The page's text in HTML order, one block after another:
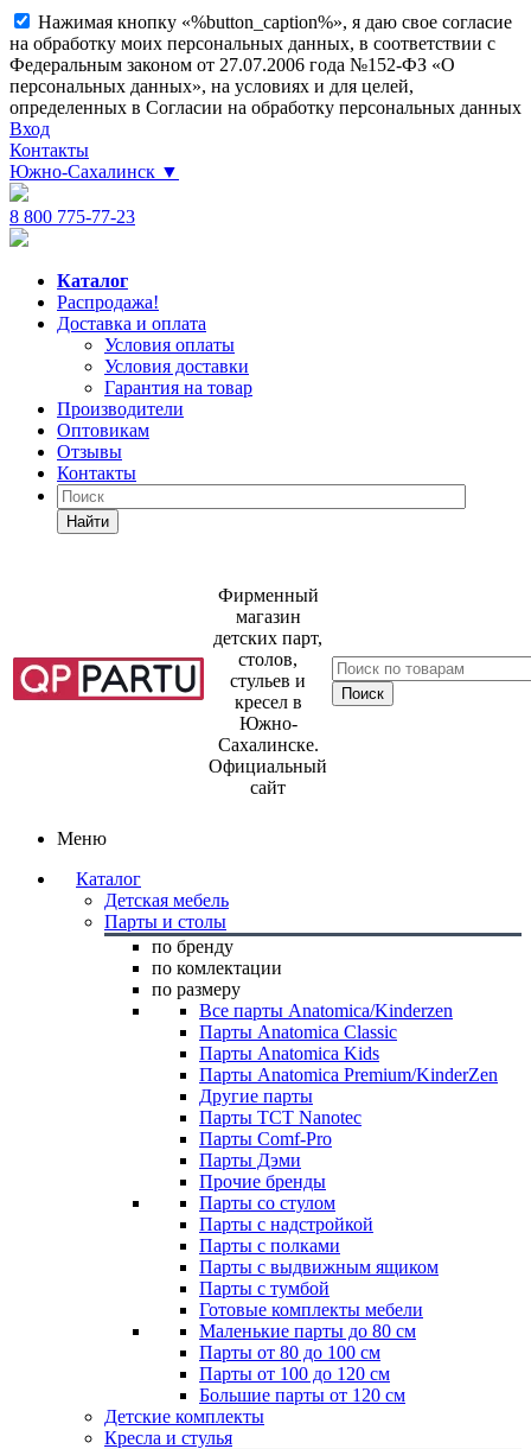
Нажимая кнопку «%button_caption%», я даю свое согласие
на обработку моих персональных данных, в соответствии с
Федеральным законом от 27.07.2006 года №152-ФЗ «О
персональных данных», на условиях и для целей,
определенных в Согласии на обработку персональных данных
Вход
Контакты
Южно-Сахалинск ▼
8 800 775-77-23
Каталог
Распродажа!
Доставка и оплата
Условия оплаты
Условия доставки
Гарантия на товар
Производители
Оптовикам
Отзывы
Контакты
Найти
Фирменный
магазин
детских парт,
столов,
стульев и
кресел в
Южно-
Сахалинске.
Официальный
сайт
Меню
Каталог
Детская мебель
Парты и столы
по бренду
по комлектации
по размеру
Все парты Anatomica/Kinderzen
Парты Anatomica Classic
Парты Anatomica Kids
Парты Anatomica Premium/KinderZen
Другие парты
Парты TCT Nanotec
Парты Comf-Pro
Парты Дэми
Прочие бренды
Парты со стулом
Парты с надстройкой
Парты с полками
Парты с выдвижным ящиком
Парты с тумбой
Готовые комплекты мебели
Маленькие парты до 80 см
Парты от 80 до 100 см
Парты от 100 до 120 см
Большие парты от 120 см
Детские комплекты
Кресла и стулья